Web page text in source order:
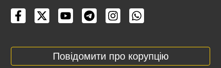
Повідомити про корупцію